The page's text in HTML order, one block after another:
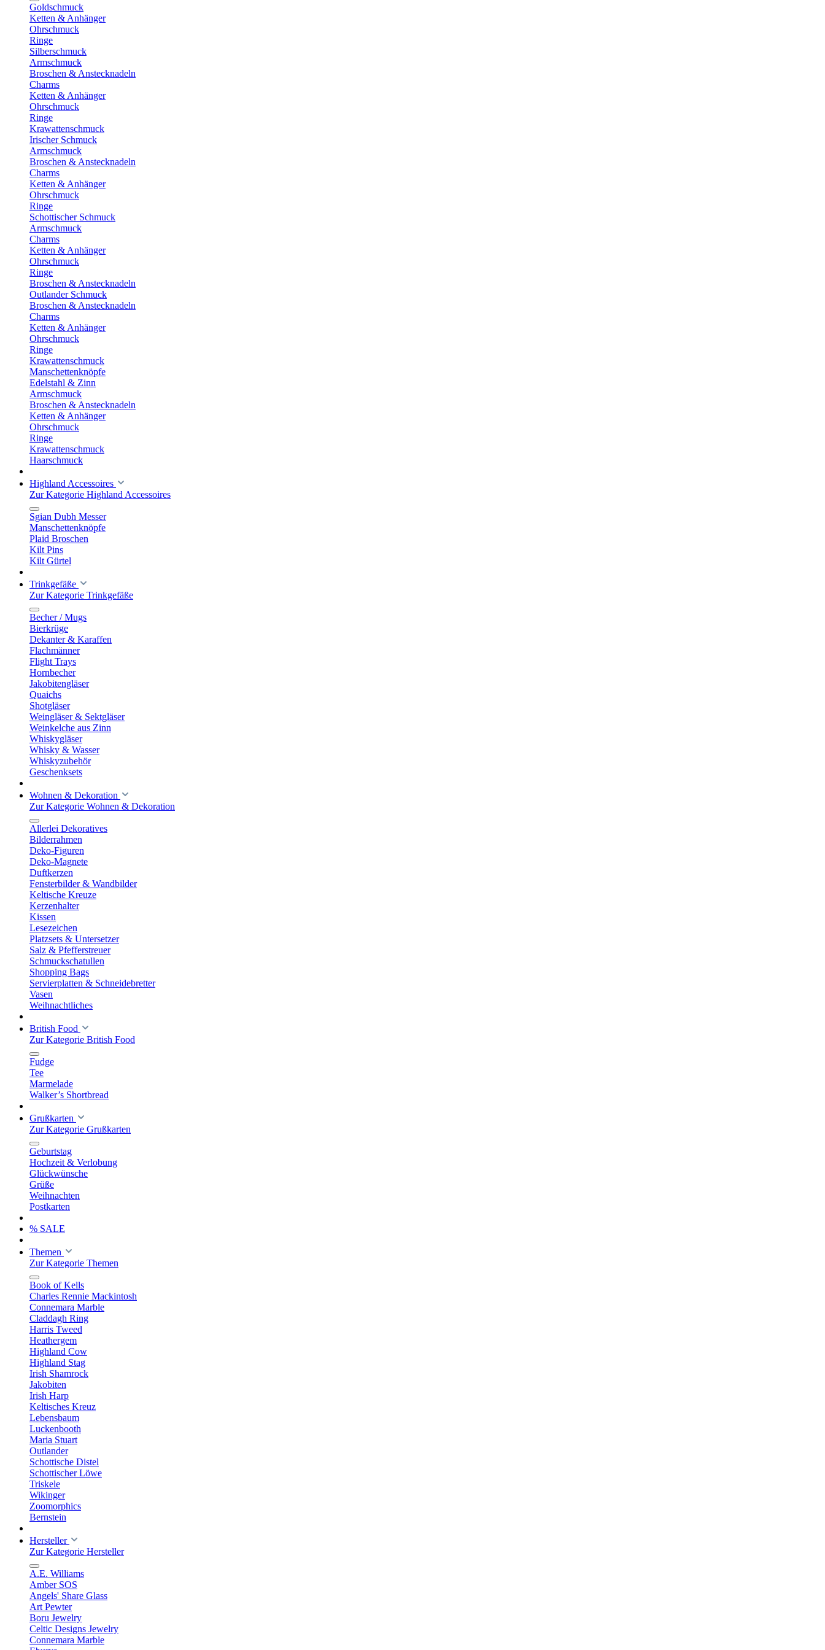
Goldschmuck
Ketten & Anhänger
Ohrschmuck
Ringe
Silberschmuck
Armschmuck
Broschen & Anstecknadeln
Charms
Ketten & Anhänger
Ohrschmuck
Ringe
Krawattenschmuck
Irischer Schmuck
Armschmuck
Broschen & Anstecknadeln
Charms
Ketten & Anhänger
Ohrschmuck
Ringe
Schottischer Schmuck
Armschmuck
Charms
Ketten & Anhänger
Ohrschmuck
Ringe
Broschen & Anstecknadeln
Outlander Schmuck
Broschen & Anstecknadeln
Charms
Ketten & Anhänger
Ohrschmuck
Ringe
Krawattenschmuck
Manschettenknöpfe
Edelstahl & Zinn
Armschmuck
Broschen & Anstecknadeln
Ketten & Anhänger
Ohrschmuck
Ringe
Krawattenschmuck
Haarschmuck
Highland Accessoires
Zur Kategorie Highland Accessoires
Sgian Dubh Messer
Manschettenknöpfe
Plaid Broschen
Kilt Pins
Kilt Gürtel
Trinkgefäße
Zur Kategorie Trinkgefäße
Becher / Mugs
Bierkrüge
Dekanter & Karaffen
Flachmänner
Flight Trays
Hornbecher
Jakobitengläser
Quaichs
Shotgläser
Weingläser & Sektgläser
Weinkelche aus Zinn
Whiskygläser
Whisky & Wasser
Whiskyzubehör
Geschenksets
Wohnen & Dekoration
Zur Kategorie Wohnen & Dekoration
Allerlei Dekoratives
Bilderrahmen
Deko-Figuren
Deko-Magnete
Duftkerzen
Fensterbilder & Wandbilder
Keltische Kreuze
Kerzenhalter
Kissen
Lesezeichen
Platzsets & Untersetzer
Salz & Pfefferstreuer
Schmuckschatullen
Shopping Bags
Servierplatten & Schneidebretter
Vasen
Weihnachtliches
British Food
Zur Kategorie British Food
Fudge
Tee
Marmelade
Walker’s Shortbread
Grußkarten
Zur Kategorie Grußkarten
Geburtstag
Hochzeit & Verlobung
Glückwünsche
Grüße
Weihnachten
Postkarten
% SALE
Themen
Zur Kategorie Themen
Book of Kells
Charles Rennie Mackintosh
Connemara Marble
Claddagh Ring
Harris Tweed
Heathergem
Highland Cow
Highland Stag
Irish Shamrock
Jakobiten
Irish Harp
Keltisches Kreuz
Lebensbaum
Luckenbooth
Maria Stuart
Outlander
Schottische Distel
Schottischer Löwe
Triskele
Wikinger
Zoomorphics
Bernstein
Hersteller
Zur Kategorie Hersteller
A.E. Williams
Amber SOS
Angels' Share Glass
Art Pewter
Boru Jewelry
Celtic Designs Jewelry
Connemara Marble